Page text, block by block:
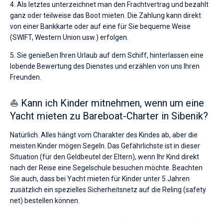
4. Als letztes unterzeichnet man den Frachtvertrag und bezahlt
ganz oder teilweise das Boot mieten. Die Zahlung kann direkt
von einer Bankkarte oder auf eine für Sie bequeme Weise
(SWIFT, Western Union usw.) erfolgen.
5. Sie genießen Ihren Urlaub auf dem Schiff, hinterlassen eine
lobende Bewertung des Dienstes und erzählen von uns Ihren
Freunden.
⛵ Kann ich Kinder mitnehmen, wenn um eine
Yacht mieten zu Bareboat-Charter in Sibenik?
Natürlich. Alles hängt vom Charakter des Kindes ab, aber die
meisten Kinder mögen Segeln. Das Gefährlichste ist in dieser
Situation (für den Geldbeutel der Eltern), wenn Ihr Kind direkt
nach der Reise eine Segelschule besuchen möchte. Beachten
Sie auch, dass bei Yacht mieten für Kinder unter 5 Jahren
zusätzlich ein spezielles Sicherheitsnetz auf die Reling (safety
net) bestellen können.